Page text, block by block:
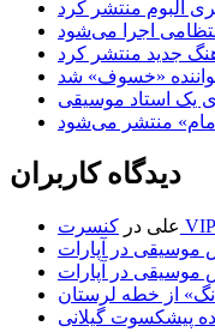
آلبوم منتشر کرد
اجرا می‌شود
جدید منتشر کرد
«خسوف» شد
یک استاد موسیقی
منتشر می‌شود
دیدگاه کاربران
علی در
موسیقی در آپارات
موسیقی در آپارات
از خطه لرستان
پیشکسوت گیلانی